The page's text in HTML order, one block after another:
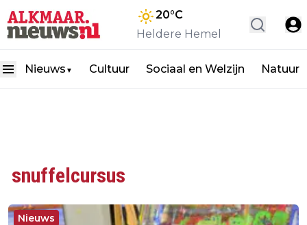
20°C
Heldere Hemel
Nieuws ▼ Cultuur Sociaal en Welzijn Natuur
snuffelcursus
Nieuws